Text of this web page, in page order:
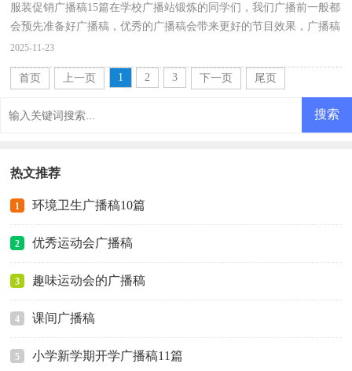
服装促销广播稿15篇在学校广播站锻炼的同学们，我们广播前一般都
会预先准备好广播稿，优秀的广播稿会带来更好的节目效果，广播稿
应该怎么写才好呢？下面是小编为大家整理的服装促销...
2025-11-23
首页 上一页 1 2 3 下一页 尾页
热文推荐
1 环境卫生广播稿10篇
2 优秀运动会广播稿
3 趣味运动会的广播稿
4 课间广播稿
5 小学新学期开学广播稿11篇